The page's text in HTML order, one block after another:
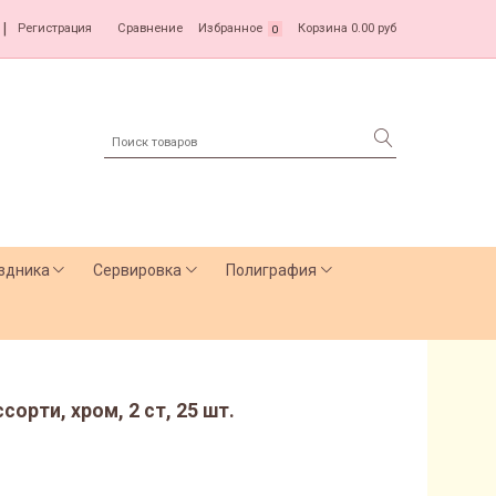
Регистрация Сравнение Избранное 0 Корзина 0.00 руб
Сервировка Полиграфия
хром, 2 ст, 25 шт.